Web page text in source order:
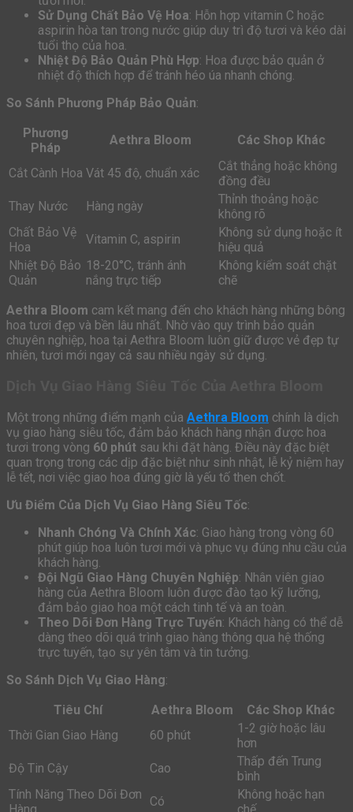
Sử Dụng Chất Bảo Vệ Hoa: Hỗn hợp vitamin C hoặc
aspirin hòa tan trong nước giúp duy trì độ tươi và kéo dài
tuổi thọ của hoa.
Nhiệt Độ Bảo Quản Phù Hợp: Hoa được bảo quản ở
nhiệt độ thích hợp để tránh héo úa nhanh chóng.
So Sánh Phương Pháp Bảo Quản:
Phương
Pháp
Aethra Bloom Các Shop Khác
Cắt Cành Hoa Vát 45 độ, chuẩn xác
Cắt thẳng hoặc không
đồng đều
Thay Nước
Hàng ngày
Thỉnh thoảng hoặc
không rõ
Chất Bảo Vệ
Hoa
Vitamin C, aspirin
Không sử dụng hoặc ít
hiệu quả
Nhiệt Độ Bảo
Quản
18-20°C, tránh ánh
nắng trực tiếp
Không kiểm soát chặt
chẽ
Aethra Bloom cam kết mang đến cho khách hàng những bông
hoa tươi đẹp và bền lâu nhất. Nhờ vào quy trình bảo quản
chuyên nghiệp, hoa tại Aethra Bloom luôn giữ được vẻ đẹp tự
nhiên, tươi mới ngay cả sau nhiều ngày sử dụng.
Một trong những điểm mạnh của Aethra Bloom chính là dịch
vụ giao hàng siêu tốc, đảm bảo khách hàng nhận được hoa
tươi trong vòng 60 phút sau khi đặt hàng. Điều này đặc biệt
quan trọng trong các dịp đặc biệt như sinh nhật, lễ kỷ niệm hay
lễ tết, nơi việc giao hoa đúng giờ là yếu tố then chốt.
Ưu Điểm Của Dịch Vụ Giao Hàng Siêu Tốc:
Nhanh Chóng Và Chính Xác: Giao hàng trong vòng 60
phút giúp hoa luôn tươi mới và phục vụ đúng nhu cầu của
khách hàng.
Đội Ngũ Giao Hàng Chuyên Nghiệp: Nhân viên giao
hàng của Aethra Bloom luôn được đào tạo kỹ lưỡng,
đảm bảo giao hoa một cách tinh tế và an toàn.
Theo Dõi Đơn Hàng Trực Tuyến: Khách hàng có thể dễ
dàng theo dõi quá trình giao hàng thông qua hệ thống
trực tuyến, tạo sự yên tâm và tin tưởng.
So Sánh Dịch Vụ Giao Hàng:
Tiêu Chí
Aethra Bloom
Các Shop Khác
Thời Gian Giao Hàng
60 phút
1-2 giờ hoặc lâu
hơn
Độ Tin Cậy
Cao
Thấp đến Trung
bình
Tính Năng Theo Dõi Đơn
Có
Không hoặc hạn